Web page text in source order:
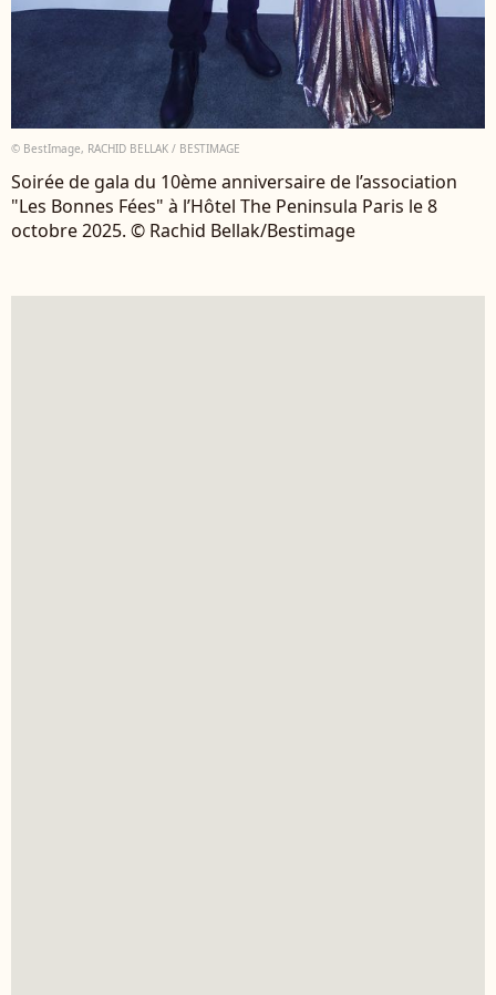
© BestImage, RACHID BELLAK / BESTIMAGE
Soirée de gala du 10ème anniversaire de l’association
"Les Bonnes Fées" à l’Hôtel The Peninsula Paris le 8
octobre 2025. © Rachid Bellak/Bestimage